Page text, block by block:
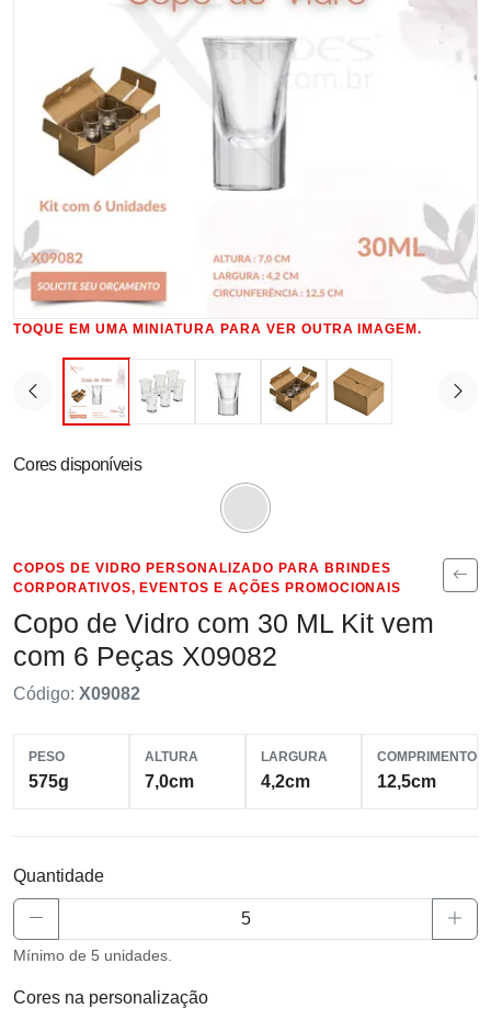
TOQUE EM UMA MINIATURA PARA VER OUTRA IMAGEM.
Cores disponíveis
COPOS DE VIDRO PERSONALIZADO PARA BRINDES
CORPORATIVOS, EVENTOS E AÇÕES PROMOCIONAIS
Copo de Vidro com 30 ML Kit vem
com 6 Peças X09082
Código: X09082
PESO
575g
ALTURA
7,0cm
LARGURA
4,2cm
COMPRIMENTO
12,5cm
Quantidade
Mínimo de 5 unidades.
Cores na personalização